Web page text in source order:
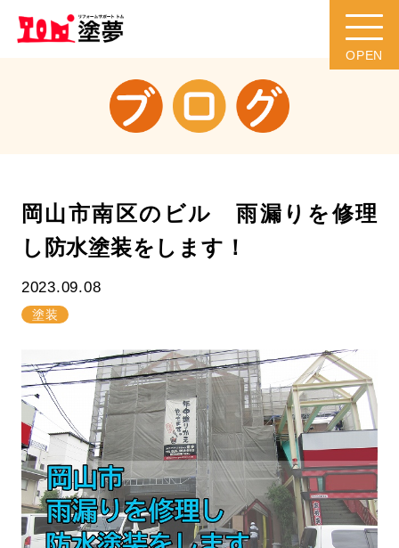
岡山市南区のビル 雨漏りを修理
し防水塗装をします！
2023.09.08
塗装